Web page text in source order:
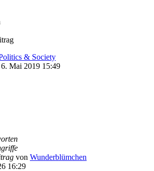
& Society
6. Mai 2019 15:49
von Wunderblümchen
16:29